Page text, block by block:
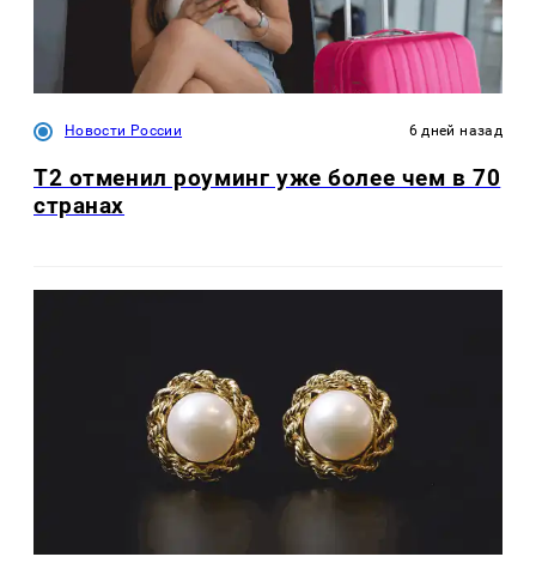
Новости России 6 дней назад
Т2 отменил роуминг уже более чем в 70
странах